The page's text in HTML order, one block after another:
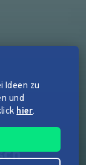
Ideen zu
und
hier.